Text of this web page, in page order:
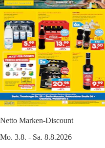
Netto Marken-Discount
Mo. 3.8. - Sa. 8.8.2026